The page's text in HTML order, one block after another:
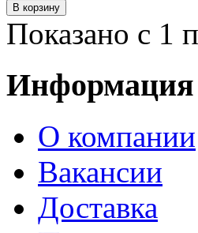
Показано с 1
Информация
О компании
Вакансии
Доставка